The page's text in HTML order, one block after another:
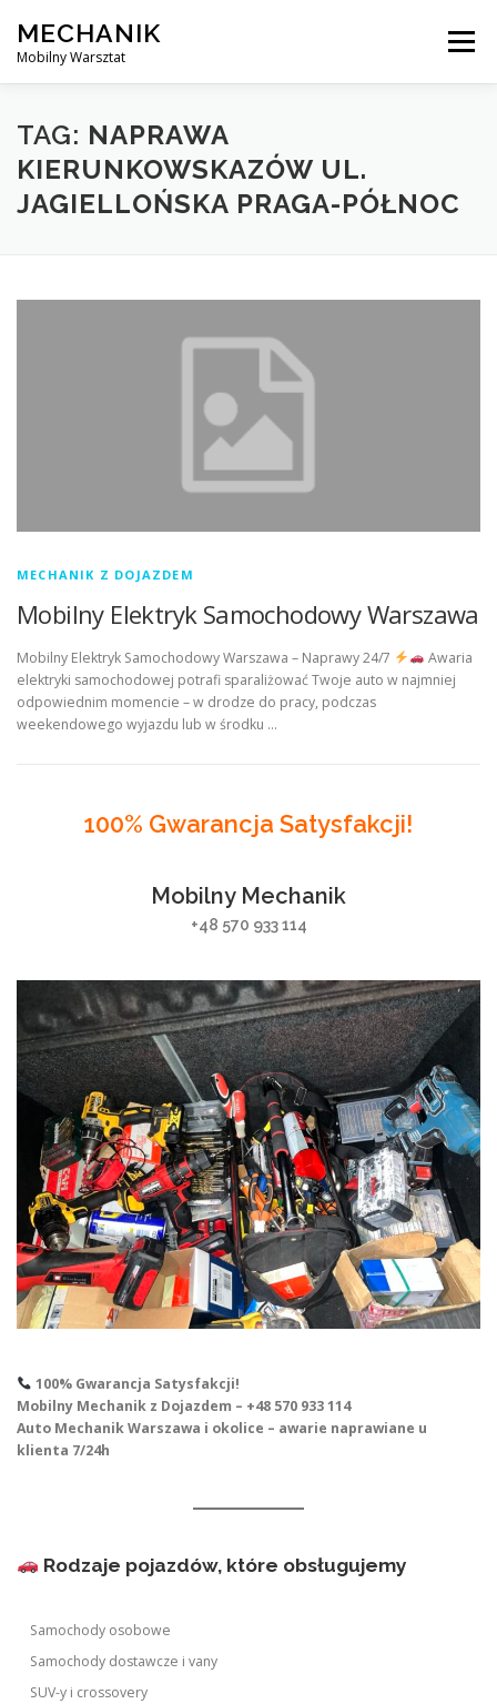
content
MECHANIK
Mobilny Warsztat
Menu
MOBILNY MECHANIK
BLOG KONTAKT
TAG: NAPRAWA
KIERUNKOWSKAZÓW UL.
JAGIELLOŃSKA PRAGA-PÓŁNOC
MECHANIK Z DOJAZDEM
Mobilny Elektryk Samochodowy Warszawa
Mobilny Elektryk Samochodowy Warszawa – Naprawy 24/7
Awaria
elektryki samochodowej potrafi sparaliżować Twoje auto w najmniej
odpowiednim momencie – w drodze do pracy, podczas
weekendowego wyjazdu lub w środku …
100% Gwarancja Satysfakcji!
Mobilny Mechanik
+48 570 933 114
100% Gwarancja Satysfakcji!
Mobilny Mechanik z Dojazdem – +48 570 933 114
Auto Mechanik Warszawa i okolice – awarie naprawiane u
klienta 7/24h
Rodzaje pojazdów, które obsługujemy
Samochody osobowe
Samochody dostawcze i vany
SUV-y i crossovery